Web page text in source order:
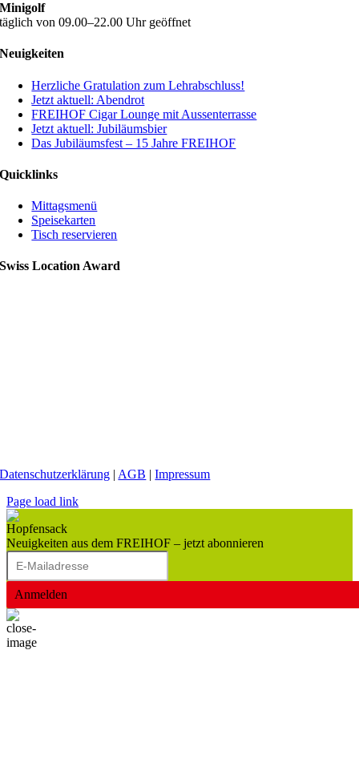
Minigolf
täglich von 09.00–22.00 Uhr geöffnet
Neuigkeiten
Herzliche Gratulation zum Lehrabschluss!
Jetzt aktuell: Abendrot
FREIHOF Cigar Lounge mit Aussenterrasse
Jetzt aktuell: Jubiläumsbier
Das Jubiläumsfest – 15 Jahre FREIHOF
Quicklinks
Mittagsmenü
Speisekarten
Tisch reservieren
Swiss Location Award
Datenschutzerklärung | AGB |Impressum
Page load link
Neuigkeiten aus dem FREIHOF – jetzt abonnieren
Anmelden